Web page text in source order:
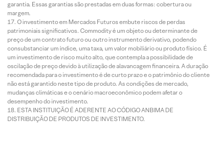
garantia. Essas garantias são prestadas em duas formas: cobertura ou
margem.
O investimento em Mercados Futuros embute riscos de perdas
patrimoniais significativos. Commodity é um objeto ou determinante de
preço de um contrato futuro ou outro instrumento derivativo, podendo
consubstanciar um índice, uma taxa, um valor mobiliário ou produto físico. É
um investimento de risco muito alto, que contempla a possibilidade de
oscilação de preço devido à utilização de alavancagem financeira. A duração
recomendada para o investimento é de curto prazo e o patrimônio do cliente
não está garantido neste tipo de produto. As condições de mercado,
mudanças climáticas e o cenário macroeconômico podem afetar o
desempenho do investimento.
ESTA INSTITUIÇÃO É ADERENTE AO CÓDIGO ANBIMA DE
DISTRIBUIÇÃO DE PRODUTOS DE INVESTIMENTO.